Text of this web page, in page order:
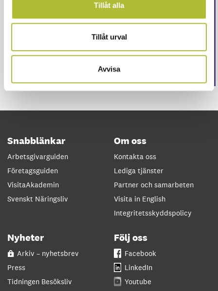
Tillåt alla
Tillåt urval
Avvisa
Eller är ditt företag redan medlem?
konto här
Logga in
Snabblänkar
Arbetsgivarguiden
Företagsguiden
VisitaAkademin
Svenskt Näringsliv
Om oss
Kontakta oss
Lediga tjänster
Partner och samarbeten
Visita in English
Integritetsskyddspolicy
Nyheter
Arkiv – nyhetsbrev
Press
Tidningen Besöksliv
Följ oss
Facebook
LinkedIn
Youtube